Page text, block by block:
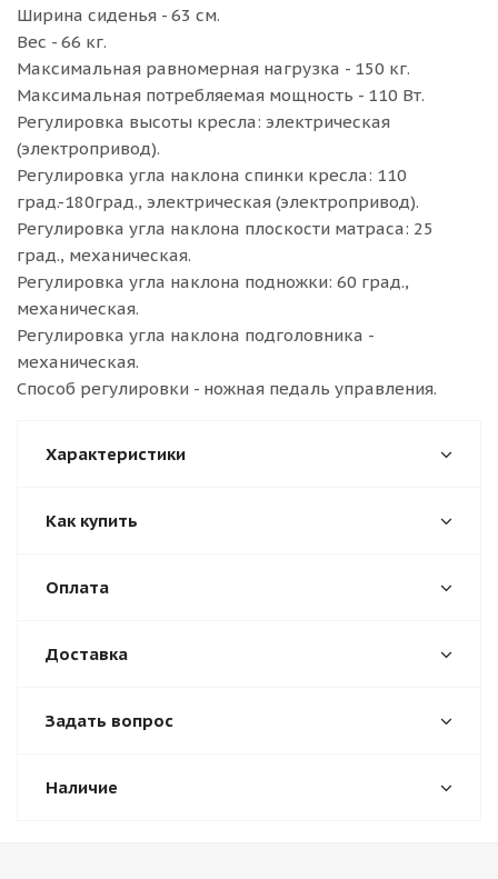
Ширина сиденья - 63 см.
Вес - 66 кг.
Максимальная равномерная нагрузка - 150 кг.
Максимальная потребляемая мощность - 110 Вт.
Регулировка высоты кресла: электрическая
(электропривод).
Регулировка угла наклона спинки кресла: 110
град.-180град., электрическая (электропривод).
Регулировка угла наклона плоскости матраса: 25
град., механическая.
Регулировка угла наклона подножки: 60 град.,
механическая.
Регулировка угла наклона подголовника -
механическая.
Способ регулировки - ножная педаль управления.
Характеристики
Как купить
Оплата
Доставка
Задать вопрос
Наличие